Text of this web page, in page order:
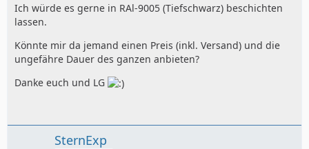
Ich würde es gerne in RAl-9005 (Tiefschwarz) beschichten
lassen.
Könnte mir da jemand einen Preis (inkl. Versand) und die
ungefähre Dauer des ganzen anbieten?
Danke euch und LG
SternExp